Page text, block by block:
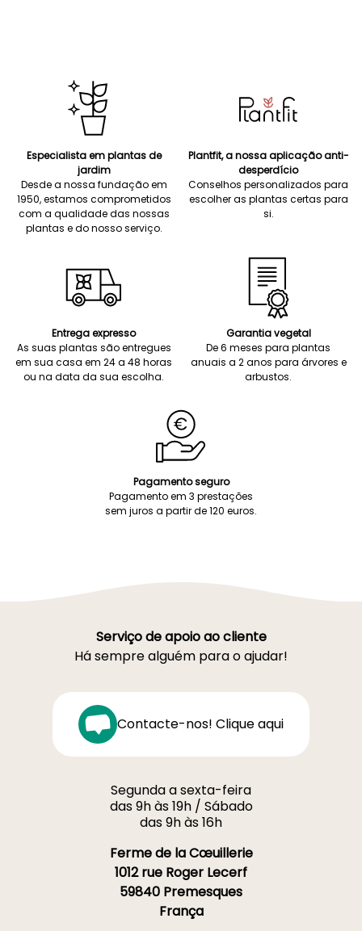
Especialista em plantas de
jardim
Desde a nossa fundação em
1950, estamos comprometidos
com a qualidade das nossas
plantas e do nosso serviço.
Plantfit, a nossa aplicação anti-
desperdício
Conselhos personalizados para
escolher as plantas certas para
si.
Entrega expresso
As suas plantas são entregues
em sua casa em 24 a 48 horas
ou na data da sua escolha.
Garantia vegetal
De 6 meses para plantas
anuais a 2 anos para árvores e
arbustos.
Pagamento seguro
Pagamento em 3 prestações
sem juros a partir de 120 euros.
Serviço de apoio ao cliente
Há sempre alguém para o ajudar!
Contacte-nos! Clique aqui
Segunda a sexta-feira
das 9h às 19h / Sábado
das 9h às 16h
Ferme de la Cœuillerie
1012 rue Roger Lecerf
59840 Premesques
França